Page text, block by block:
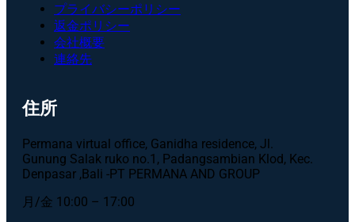
プライバシーポリシー
返金ポリシー
会社概要
連絡先
住所
Permana virtual office, Ganidha residence, Jl.
Gunung Salak ruko no.1, Padangsambian Klod, Kec.
Denpasar ,Bali -PT PERMANA AND GROUP
月/金 10:00 – 17:00